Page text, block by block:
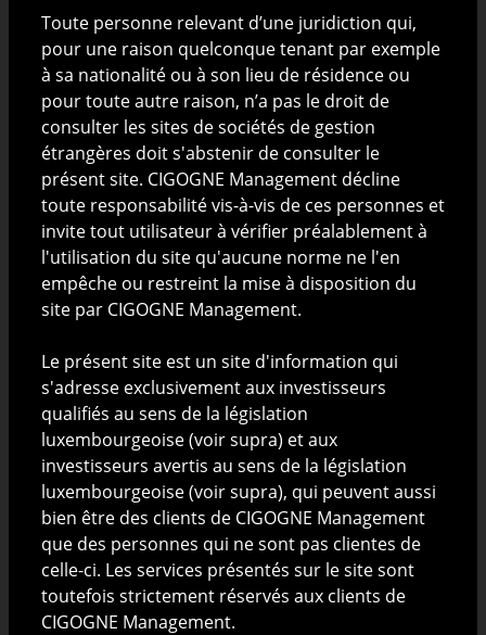
pouvant être assimilée à un appel public à l'épargne
ou à une quelconque activité de démarchage ou de
sollicitation à l'achat ou à la vente de valeurs
mobilières ni d'une incitation ou d'un conseil en vue
d'un quelconque investissement ou arbitrage de
valeurs mobilières par toute personne dans toute
juridiction dans laquelle une telle offre ou invitation
serait considérée comme illégale ou dans laquelle la
personne proposant cette offre ou invitation n'est
pas qualifiée pour le faire ou à toute personne à qui il
est illégal de proposer une telle offre ou invitation.
Les informations présentées sur ce site ont été
obtenues ou tirées, en tout ou en partie, de sources
jugées fiables. CIGOGNE Management décline toute
responsabilité quant à leur exactitude ou à leur
exhaustivité. Toute information peut être supprimée
ou modifiée à tout moment sans préavis. Les
performances passées ne sont ni une indication ni
une garantie des performances futures. CIGOGNE
Management n’assume aucune responsabilité et ne
donne aucune garantie quant aux performances
futures par rapport aux produits et mandats dont elle
assume la gestion.
Toute personne relevant d’une juridiction qui,
pour une raison quelconque tenant par exemple
à sa nationalité ou à son lieu de résidence ou
pour toute autre raison, n’a pas le droit de
consulter les sites de sociétés de gestion
étrangères doit s'abstenir de consulter le
présent site. CIGOGNE Management décline
toute responsabilité vis-à-vis de ces personnes et
invite tout utilisateur à vérifier préalablement à
l'utilisation du site qu'aucune norme ne l'en
empêche ou restreint la mise à disposition du
site par CIGOGNE Management.
Le présent site est un site d'information qui
s'adresse exclusivement aux investisseurs
qualifiés au sens de la législation
luxembourgeoise (voir supra) et aux
investisseurs avertis au sens de la législation
luxembourgeoise (voir supra), qui peuvent aussi
bien être des clients de CIGOGNE Management
que des personnes qui ne sont pas clientes de
celle-ci. Les services présentés sur le site sont
toutefois strictement réservés aux clients de
CIGOGNE Management.